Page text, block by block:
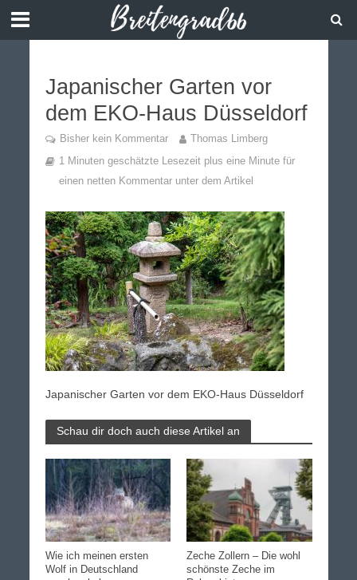
Japanischer Garten vor
dem EKO-Haus Düsseldorf
Bisher kein Kommentar
Thomas Limberg
1 Minuten geschätzte Lesezeit plus eine Minute für
einen netten Kommentar unter dem Artikel
Japanischer Garten vor dem EKO-Haus Düsseldorf
Schau dir doch auch diese Artikel an
Wie ich meinen ersten
Wolf in Deutschland
Zeche Zollern – Die wohl
schönste Zeche im